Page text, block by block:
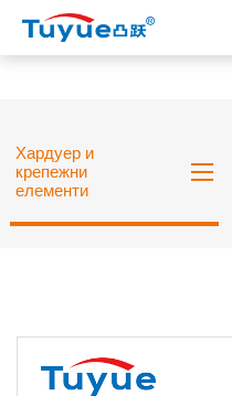
Хардуер и
крепежни
елементи